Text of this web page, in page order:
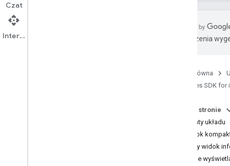
Tłumaczenia
Strona główna
Places SDK for
Na tej stronie
Warianty układu
Widok
Pełny widok
Opcje
Czat
Interfejs API